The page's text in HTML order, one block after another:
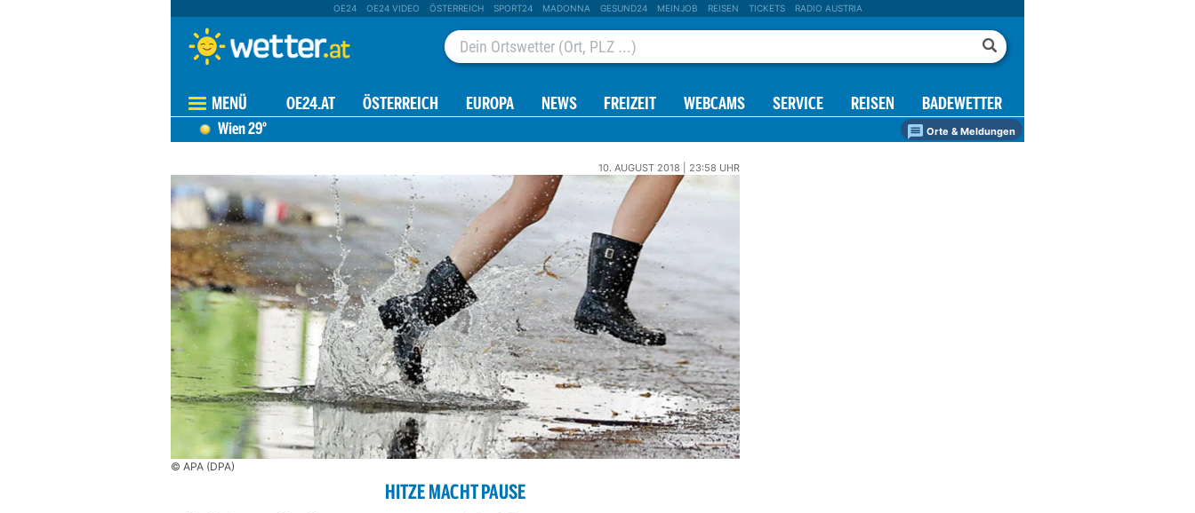
OE24 OE24 VIDEO ÖSTERREICH SPORT24 MADONNA GESUND24 MEINJOB REISEN TICKETS RADIO AUSTRIA
MENÜ OE24.AT ÖSTERREICH EUROPA NEWS FREIZEIT WEBCAMS SERVICE REISEN BADEWETTER
Wien29° Orte & Meldungen
10. AUGUST 2018 | 23:58 UHR
© APA (DPA)
HITZE MACHT PAUSE